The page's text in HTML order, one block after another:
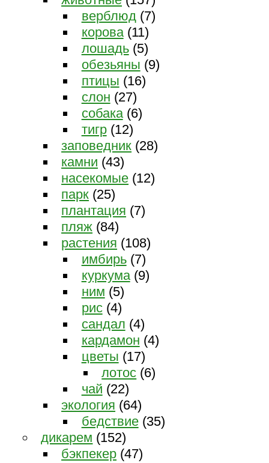
верблюд(7)
корова(11)
лошадь(5)
обезьяны (9)
птицы (16)
слон (27)
собака(6)
тигр(12)
заповедник (28)
камни (43)
насекомые (12)
парк (25)
плантация (7)
пляж (84)
растения (108)
имбирь(7)
куркума(9)
ним (5)
рис(4)
сандал (4)
кардамон (4)
цветы (17)
лотос (6)
чай (22)
экология (64)
бедствие(35)
дикарем (152)
бэкпекер (47)